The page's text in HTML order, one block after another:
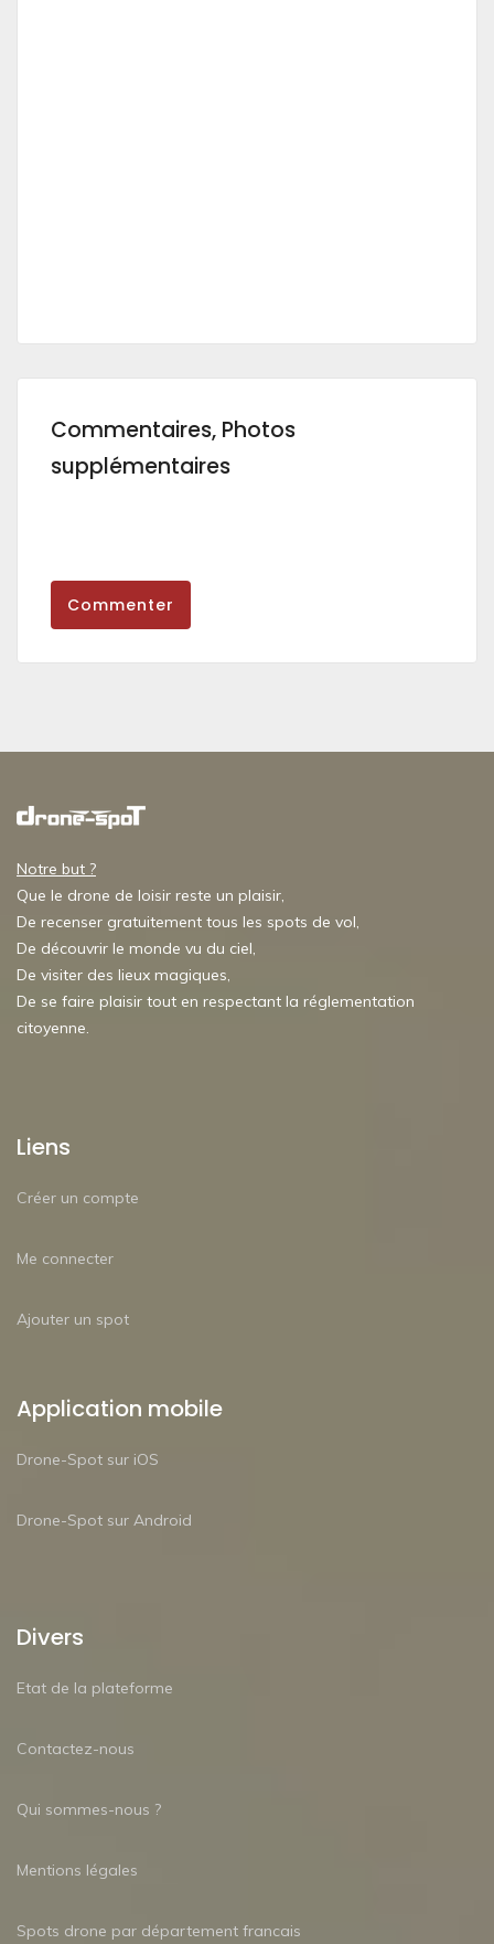
Commentaires, Photos
supplémentaires
Commenter
Notre but ?
Que le drone de loisir reste un plaisir,
De recenser gratuitement tous les spots de vol,
De découvrir le monde vu du ciel,
De visiter des lieux magiques,
De se faire plaisir tout en respectant la réglementation
citoyenne.
Liens
Créer un compte
Me connecter
Ajouter un spot
Application mobile
Drone-Spot sur iOS
Drone-Spot sur Android
Divers
Etat de la plateforme
Contactez-nous
Qui sommes-nous ?
Mentions légales
Spots drone par département francais